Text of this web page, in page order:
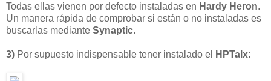
Todas ellas vienen por defecto instaladas en Hardy Heron.
Un manera rápida de comprobar si están o no instaladas es
buscarlas mediante Synaptic.
3) Por supuesto indispensable tener instalado el HPTalx: